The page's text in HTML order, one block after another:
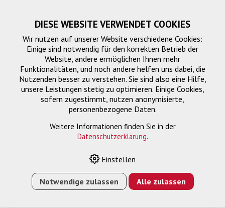
Clik Extension Kit
DIESE WEBSITE VERWENDET COOKIES
Wir nutzen auf unserer Website verschiedene Cookies:
Einige sind notwendig für den korrekten Betrieb der
Website, andere ermöglichen Ihnen mehr
Funktionalitäten, und noch andere helfen uns dabei, die
Nutzenden besser zu verstehen. Sie sind also eine Hilfe,
unsere Leistungen stetig zu optimieren. Einige Cookies,
sofern zugestimmt, nutzen anonymisierte,
personenbezogene Daten.
Weitere Informationen finden Sie in der
Datenschutzerklärung.
Einstellen
Notwendige zulassen Alle zulassen